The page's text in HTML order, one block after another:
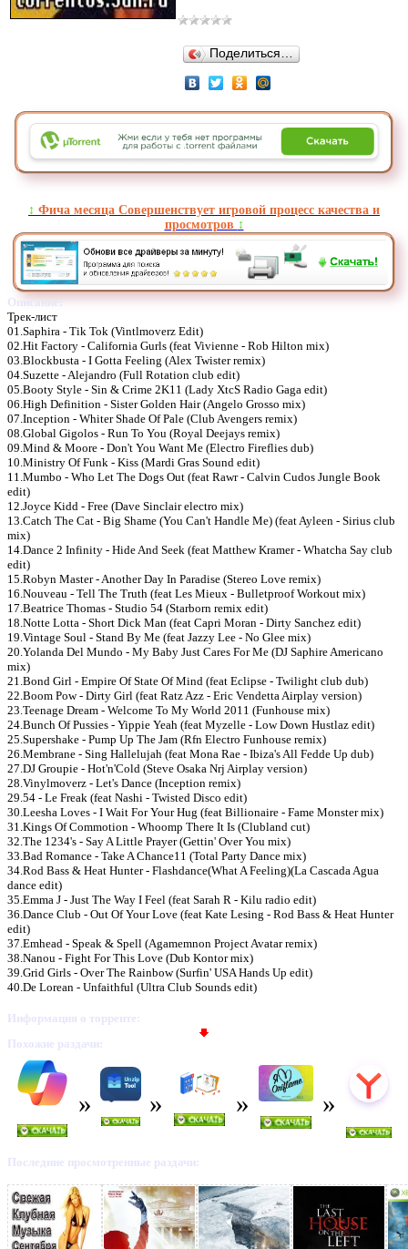
Предлагаем скачать
Just Dance 2011: Top 40
Поделиться…
↕️ Фича месяца Совершенствует игровой процесс качества и
просмотров ↕️
Описание:
Трек-лист
01.Saphira - Tik Tok (Vintlmoverz Edit)
02.Hit Factory - California Gurls (feat Vivienne - Rob Hilton mix)
03.Blockbusta - I Gotta Feeling (Alex Twister remix)
04.Suzette - Alejandro (Full Rotation club edit)
05.Booty Style - Sin & Crime 2K11 (Lady XtcS Radio Gaga edit)
06.High Definition - Sister Golden Hair (Angelo Grosso mix)
07.Inception - Whiter Shade Of Pale (Club Avengers remix)
08.Global Gigolos - Run To You (Royal Deejays remix)
09.Mind & Moore - Don't You Want Me (Electro Fireflies dub)
10.Ministry Of Funk - Kiss (Mardi Gras Sound edit)
11.Mumbo - Who Let The Dogs Out (feat Rawr - Calvin Cudos Jungle Book
edit)
12.Joyce Kidd - Free (Dave Sinclair electro mix)
13.Catch The Cat - Big Shame (You Can't Handle Me) (feat Ayleen - Sirius club
mix)
14.Dance 2 Infinity - Hide And Seek (feat Matthew Kramer - Whatcha Say club
edit)
15.Robyn Master - Another Day In Paradise (Stereo Love remix)
16.Nouveau - Tell The Truth (feat Les Mieux - Bulletproof Workout mix)
17.Beatrice Thomas - Studio 54 (Starborn remix edit)
18.Notte Lotta - Short Dick Man (feat Capri Moran - Dirty Sanchez edit)
19.Vintage Soul - Stand By Me (feat Jazzy Lee - No Glee mix)
20.Yolanda Del Mundo - My Baby Just Cares For Me (DJ Saphire Americano
mix)
21.Bond Girl - Empire Of State Of Mind (feat Eclipse - Twilight club dub)
22.Boom Pow - Dirty Girl (feat Ratz Azz - Eric Vendetta Airplay version)
23.Teenage Dream - Welcome To My World 2011 (Funhouse mix)
24.Bunch Of Pussies - Yippie Yeah (feat Myzelle - Low Down Hustlaz edit)
25.Supershake - Pump Up The Jam (Rfn Electro Funhouse remix)
26.Membrane - Sing Hallelujah (feat Mona Rae - Ibiza's All Fedde Up dub)
27.DJ Groupie - Hot'n'Cold (Steve Osaka Nrj Airplay version)
28.Vinylmoverz - Let's Dance (Inception remix)
29.54 - Le Freak (feat Nashi - Twisted Disco edit)
30.Leesha Loves - I Wait For Your Hug (feat Billionaire - Fame Monster mix)
31.Kings Of Commotion - Whoomp There It Is (Clubland cut)
32.The 1234's - Say A Little Prayer (Gettin' Over You mix)
33.Bad Romance - Take A Chance11 (Total Party Dance mix)
34.Rod Bass & Heat Hunter - Flashdance(What A Feeling)(La Cascada Agua
dance edit)
35.Emma J - Just The Way I Feel (feat Sarah R - Kilu radio edit)
36.Dance Club - Out Of Your Love (feat Kate Lesing - Rod Bass & Heat Hunter
edit)
37.Emhead - Speak & Spell (Agamemnon Project Avatar remix)
38.Nanou - Fight For This Love (Dub Kontor mix)
39.Grid Girls - Over The Rainbow (Surfin' USA Hands Up edit)
40.De Lorean - Unfaithful (Ultra Club Sounds edit)
Информация о торренте:
Похожие раздачи:
Последние просмотренные раздачи: